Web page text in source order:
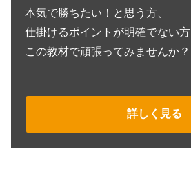
本気で勝ちたい！と思う方、
仕掛けるポイントが明確でない方
この教材で頑張ってみませんか？
詳しく見る